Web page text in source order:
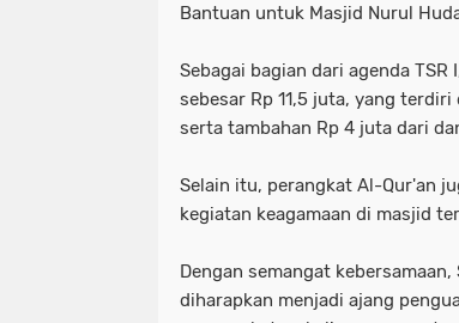
Bantuan untuk Masjid Nurul
Sebagai bagian dari agenda
sebesar Rp 11,5 juta, yang
serta tambahan Rp 4 juta dari
Selain itu, perangkat Al-Qur'an
kegiatan keagamaan di masjid
Dengan semangat
diharapkan menjadi ajang